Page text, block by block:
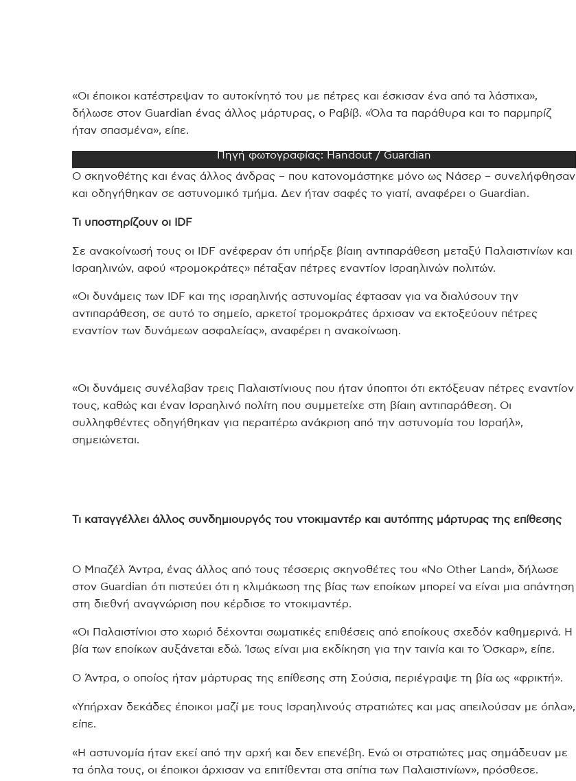
«Οι έποικοι κατέστρεψαν το αυτοκίνητό του με πέτρες και έσκισαν ένα από τα λάστιχα»,
δήλωσε στον Guardian ένας άλλος μάρτυρας, ο Ραβίβ. «Όλα τα παράθυρα και το παρμπρίζ
ήταν σπασμένα», είπε.
Πηγή φωτογραφίας: Handout / Guardian
Ο σκηνοθέτης και ένας άλλος άνδρας – που κατονομάστηκε μόνο ως Νάσερ – συνελήφθησαν
και οδηγήθηκαν σε αστυνομικό τμήμα. Δεν ήταν σαφές το γιατί, αναφέρει ο Guardian.
Τι υποστηρίζουν οι IDF
Σε ανακοίνωσή τους οι IDF ανέφεραν ότι υπήρξε βίαιη αντιπαράθεση μεταξύ Παλαιστινίων και
Ισραηλινών, αφού «τρομοκράτες» πέταξαν πέτρες εναντίον Ισραηλινών πολιτών.
«Οι δυνάμεις των IDF και της ισραηλινής αστυνομίας έφτασαν για να διαλύσουν την
αντιπαράθεση, σε αυτό το σημείο, αρκετοί τρομοκράτες άρχισαν να εκτοξεύουν πέτρες
εναντίον των δυνάμεων ασφαλείας», αναφέρει η ανακοίνωση.
«Οι δυνάμεις συνέλαβαν τρεις Παλαιστίνιους που ήταν ύποπτοι ότι εκτόξευαν πέτρες εναντίον
τους, καθώς και έναν Ισραηλινό πολίτη που συμμετείχε στη βίαιη αντιπαράθεση. Οι
συλληφθέντες οδηγήθηκαν για περαιτέρω ανάκριση από την αστυνομία του Ισραήλ»,
σημειώνεται.
Τι καταγγέλλει άλλος συνδημιουργός του ντοκιμαντέρ και αυτόπτης μάρτυρας της επίθεσης
Ο Μπαζέλ Άντρα, ένας άλλος από τους τέσσερις σκηνοθέτες του «No Other Land», δήλωσε
στον Guardian ότι πιστεύει ότι η κλιμάκωση της βίας των εποίκων μπορεί να είναι μια απάντηση
στη διεθνή αναγνώριση που κέρδισε το ντοκιμαντέρ.
«Οι Παλαιστίνιοι στο χωριό δέχονται σωματικές επιθέσεις από εποίκους σχεδόν καθημερινά. Η
βία των εποίκων αυξάνεται εδώ. Ίσως είναι μια εκδίκηση για την ταινία και το Όσκαρ», είπε.
Ο Άντρα, ο οποίος ήταν μάρτυρας της επίθεσης στη Σούσια, περιέγραψε τη βία ως «φρικτή».
«Υπήρχαν δεκάδες έποικοι μαζί με τους Ισραηλινούς στρατιώτες και μας απειλούσαν με όπλα»,
είπε.
«Η αστυνομία ήταν εκεί από την αρχή και δεν επενέβη. Ενώ οι στρατιώτες μας σημάδευαν με
τα όπλα τους, οι έποικοι άρχισαν να επιτίθενται στα σπίτια των Παλαιστινίων», πρόσθεσε.